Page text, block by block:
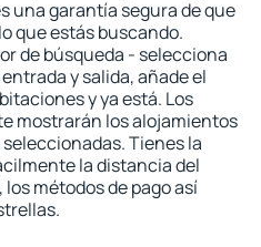
una garantía segura de que
que estás buscando.
de búsqueda - selecciona
y salida, añade el
y ya está. Los
mostrarán los alojamientos
Tienes la
la distancia del
métodos de pago así